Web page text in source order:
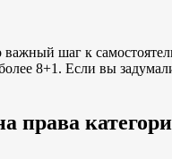
шаг к
8+1. Если вы
права